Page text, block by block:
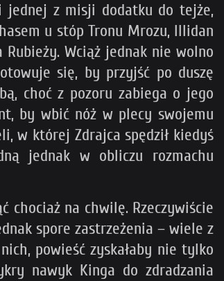
jednej z misji dodatku do tejże,
u stóp Tronu Mrozu, Illidan
Wciąż jednak nie wolno
się, by przyjść po duszę
choć z pozoru zabiega o jego
by wbić nóż w plecy swojemu
w której Zdrajca spędził kiedyś
jednak w obliczu rozmachu
chociaż na chwilę. Rzeczywiście
spore zastrzeżenia – wiele z
powieść zyskałaby nie tylko
nawyk Kinga do zdradzania